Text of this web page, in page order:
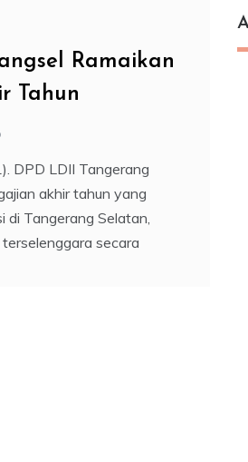
Ramaikan
Tahun
DPD LDII Tangerang
akhir tahun yang
Tangerang Selatan,
secara